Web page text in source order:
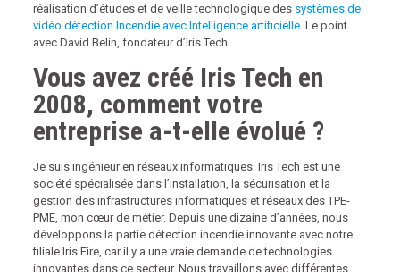
réalisation d’études et de veille technologique des systèmes de
vidéo détection Incendie avec Intelligence artificielle. Le point
avec David Belin, fondateur d’Iris Tech.
Vous avez créé Iris Tech en
2008, comment votre
entreprise a-t-elle évolué ?
Je suis ingénieur en réseaux informatiques. Iris Tech est une
société spécialisée dans l’installation, la sécurisation et la
gestion des infrastructures informatiques et réseaux des TPE-
PME, mon cœur de métier. Depuis une dizaine d’années, nous
développons la partie détection incendie innovante avec notre
filiale Iris Fire, car il y a une vraie demande de technologies
innovantes dans ce secteur. Nous travaillons avec différentes